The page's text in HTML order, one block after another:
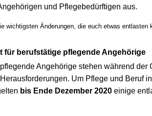
und Pflegebedürftigen aus.
wichtigsten Änderungen, die euch etwas entlasten
für berufstätige pflegende Angehörige
Angehörige stehen während der
Um Pflege und Beruf
bis Ende Dezember 2020 einige